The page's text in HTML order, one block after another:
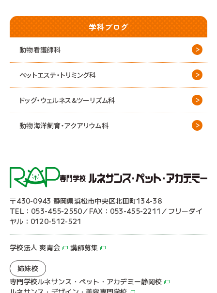
学科ブログ
動物看護師科
ペットエステ・トリミング科
ドッグ・ウェルネス&ツーリズム科
動物海洋飼育・アクアリウム科
〒430-0943 静岡県浜松市中央区北田町134-38
TEL：053-455-2550／FAX：053-455-2211／フリーダイ
ヤル：0120-512-521
学校法人 爽青会 講師募集
姉妹校
専門学校ルネサンス・ペット・アカデミー静岡校